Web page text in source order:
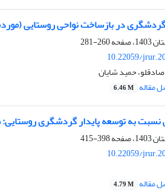
گردشگری در بازساخت نواحی روستایی
260-281
10.22059/
حمید شایان
مقاله 6.46 M
به توسعه پایدار گردشگری
398-415
10.22059/
مقاله 4.79 M